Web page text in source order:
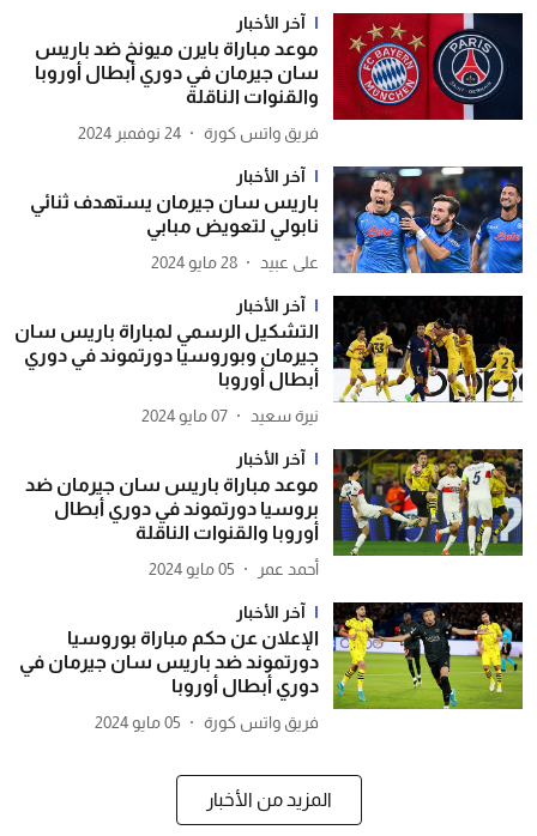
آخر الأخبار
موعد مباراة بايرن ميونخ ضد باريس
سان جيرمان في دوري أبطال أوروبا
والقنوات الناقلة
فريق واتس كورة 24 نوفمبر 2024
آخر الأخبار
باريس سان جيرمان يستهدف ثنائي
نابولي لتعويض مبابي
28 مايو 2024
آخر الأخبار
التشكيل الرسمي لمباراة باريس سان
جيرمان وبوروسيا دورتموند في دوري
أبطال أوروبا
نيرة سعيد 07 مايو 2024
آخر الأخبار
موعد مباراة باريس سان جيرمان ضد
بروسيا دورتموند في دوري أبطال
أوروبا والقنوات الناقلة
أحمد عمر 05 مايو 2024
آخر الأخبار
الإعلان عن حكم مباراة بوروسيا
دورتموند ضد باريس سان جيرمان في
دوري أبطال أوروبا
فريق واتس كورة 05 مايو 2024
المزيد من الأخبار